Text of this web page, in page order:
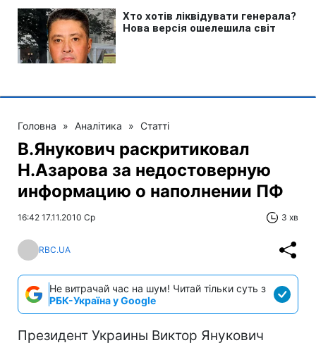
Головна » Аналітика » Статті
В.Янукович раскритиковал
Н.Азарова за недостоверную
информацию о наполнении ПФ
16:42 17.11.2010 Ср 3 хв
RBC.UA
Не витрачай час на шум! Читай тільки суть з
РБК-Україна у Google
Президент Украины Виктор Янукович